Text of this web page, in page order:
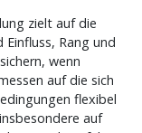
zielt auf die
Rang und
wenn
auf die sich
flexibel
auf